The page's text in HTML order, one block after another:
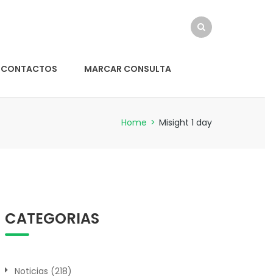
CONTACTOS MARCAR CONSULTA
Home > Misight 1 day
CATEGORIAS
Noticias (218)